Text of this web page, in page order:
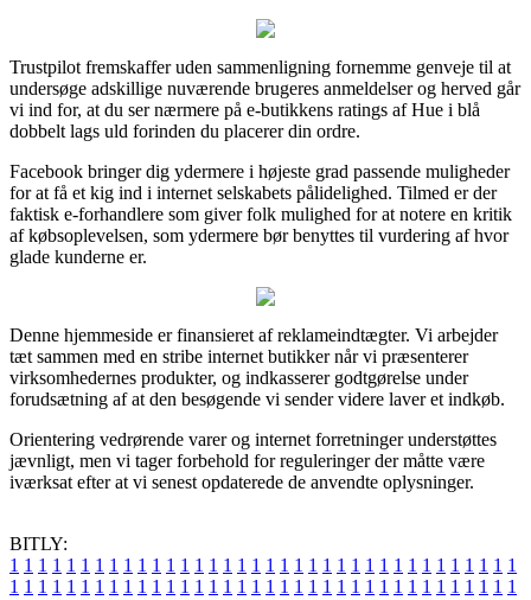
Trustpilot fremskaffer uden sammenligning fornemme genveje til at
undersøge adskillige nuværende brugeres anmeldelser og herved går
vi ind for, at du ser nærmere på e-butikkens ratings af Hue i blå
dobbelt lags uld forinden du placerer din ordre.
Facebook bringer dig ydermere i højeste grad passende muligheder
for at få et kig ind i internet selskabets pålidelighed. Tilmed er der
faktisk e-forhandlere som giver folk mulighed for at notere en kritik
af købsoplevelsen, som ydermere bør benyttes til vurdering af hvor
glade kunderne er.
Denne hjemmeside er finansieret af reklameindtægter. Vi arbejder
tæt sammen med en stribe internet butikker når vi præsenterer
virksomhedernes produkter, og indkasserer godtgørelse under
forudsætning af at den besøgende vi sender videre laver et indkøb.
Orientering vedrørende varer og internet forretninger understøttes
jævnligt, men vi tager forbehold for reguleringer der måtte være
iværksat efter at vi senest opdaterede de anvendte oplysninger.
BITLY:
1 1 1 1 1 1 1 1 1 1 1 1 1 1 1 1 1 1 1 1 1 1 1 1 1 1 1 1 1 1 1 1 1 1 1 1
1 1 1 1 1 1 1 1 1 1 1 1 1 1 1 1 1 1 1 1 1 1 1 1 1 1 1 1 1 1 1 1 1 1 1 1